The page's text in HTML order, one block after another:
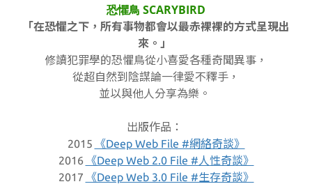
恐懼鳥 SCARYBIRD
「在恐懼之下，所有事物都會以最赤裸裸的方式呈現出
來。」
修讀犯罪學的恐懼鳥從小喜愛各種奇聞異事，
從超自然到陰謀論一律愛不釋手，
並以與他人分享為樂。
出版作品：
2015
《Deep Web File #網絡奇談》
2016
《Deep Web 2.0 File #人性奇談》
2017
《Deep Web 3.0 File #生存奇談》